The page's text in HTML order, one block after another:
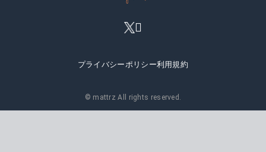
プライバシーポリシー利用規約
© mattrz All rights reserved.